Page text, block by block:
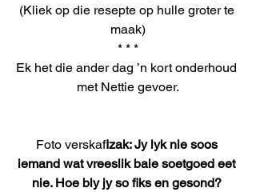
(Kliek op die resepte op hulle groter te
maak)
* * *
Ek het die ander dag ’n kort onderhoud
met Nettie gevoer.
Foto verskafIzak: Jy lyk nie soos
iemand wat vreeslik baie soetgoed eet
nie. Hoe bly jy so fiks en gesond?